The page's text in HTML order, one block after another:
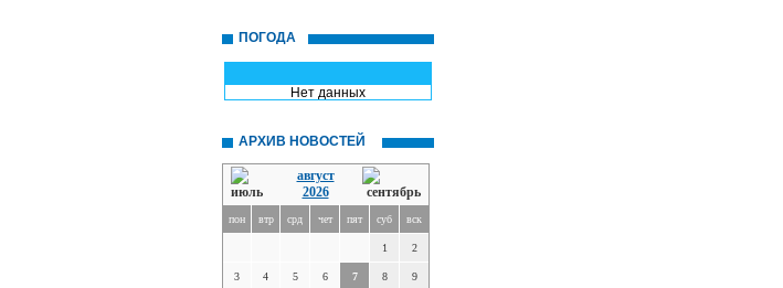
ПОГОДА
Нет данных
АРХИВ НОВОСТЕЙ
август
2026
пон втр срд чет пят суб вск
1 2
3 4 5 6 7 8 9